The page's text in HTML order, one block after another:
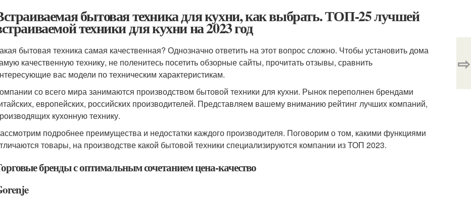
бытовая техника для кухни, как выбрать. ТОП-25 лучшей
техники для кухни на 2023 год
бытовая техника самая качественная? Однозначно ответить на этот вопрос сложно. Чтобы установить дома
качественную технику, не поленитесь посетить обзорные сайты, прочитать отзывы, сравнить
вас модели по техническим характеристикам.
со всего мира занимаются производством бытовой техники для кухни. Рынок переполнен брендами
европейских, российских производителей. Представляем вашему вниманию рейтинг лучших компаний,
кухонную технику.
подробнее преимущества и недостатки каждого производителя. Поговорим о том, какими функциями
товары, на производстве какой бытовой техники специализируются компании из ТОП 2023.
бренды с оптимальным сочетанием цена-качество
⇨